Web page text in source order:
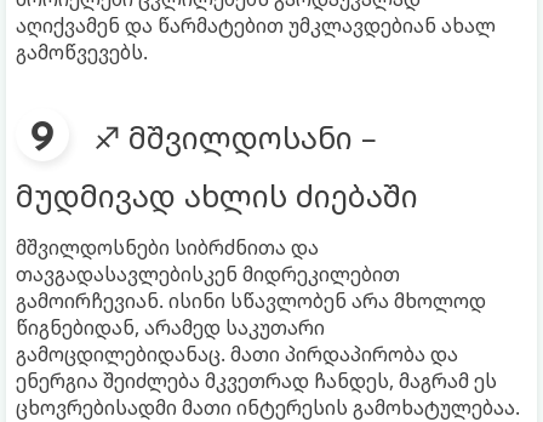
აღიქვამენ და წარმატებით უმკლავდებიან ახალ
გამოწვევებს.
♐ მშვილდოსანი –
მუდმივად ახლის ძიებაში
მშვილდოსნები სიბრძნითა და
თავგადასავლებისკენ მიდრეკილებით
გამოირჩევიან. ისინი სწავლობენ არა მხოლოდ
წიგნებიდან, არამედ საკუთარი
გამოცდილებიდანაც. მათი პირდაპირობა და
ენერგია შეიძლება მკვეთრად ჩანდეს, მაგრამ ეს
ცხოვრებისადმი მათი ინტერესის გამოხატულებაა.